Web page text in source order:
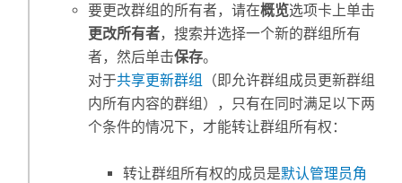
要更改群组的所有者，请在概览选项卡上单击
更改所有者，搜索并选择一个新的群组所有
者，然后单击保存。
对于共享更新群组
（即允许群组成员更新群组
内所有内容的群组），只有在同时满足以下两
个条件的情况下，才能转让群组所有权：
转让群组所有权的成员是默认管理员角